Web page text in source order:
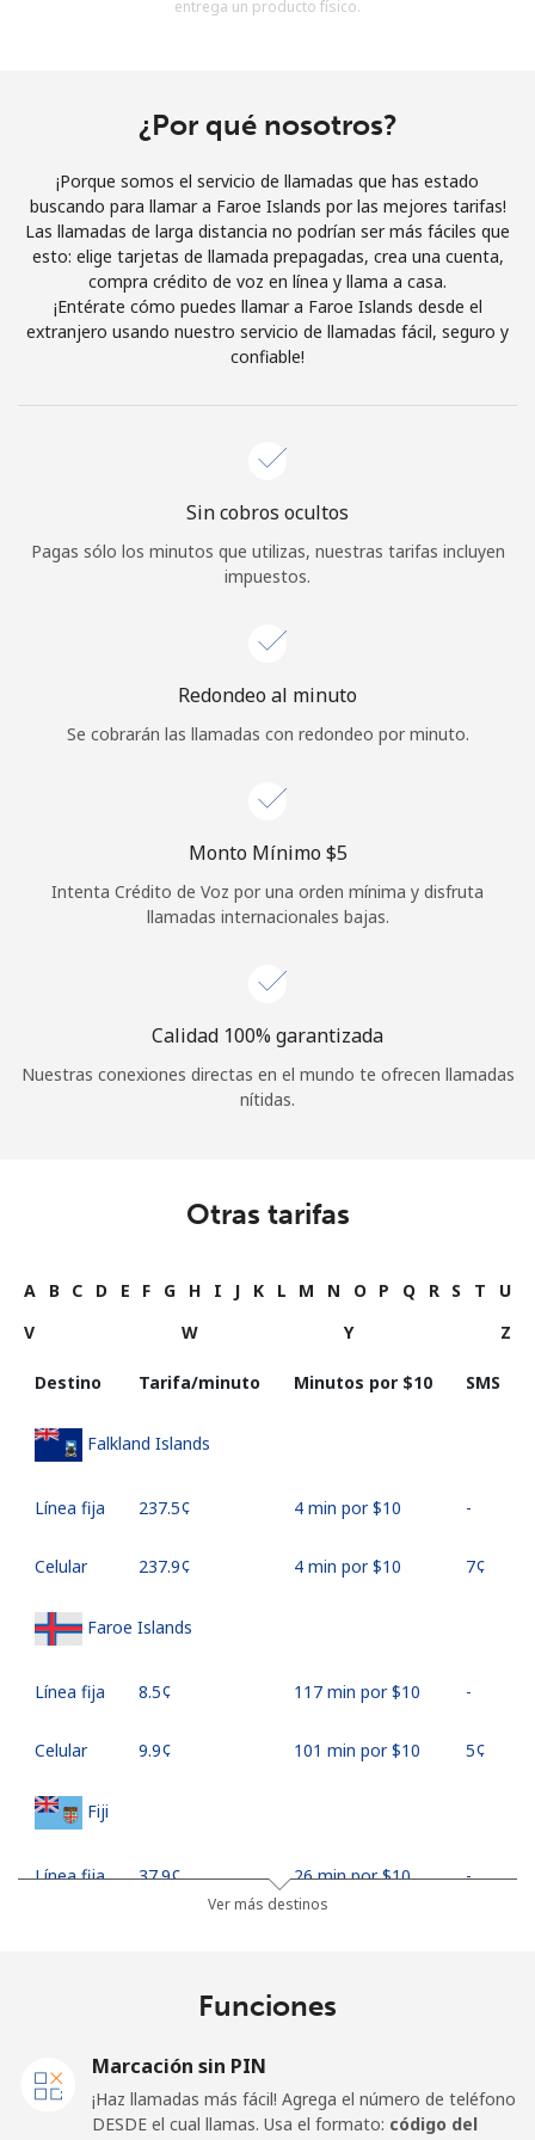
Al abrir una cuenta en este sitio web, estoy de acuerdo con
Únete
¡Hola!
Inicia sesión oREGÍSTRATE →
Iniciar Sesión
o
Continuar con
entrega un producto físico.
¿Por qué nosotros?
¡Porque somos el servicio de llamadas que has estado
buscando para llamar a Faroe Islands por las mejores tarifas!
Las llamadas de larga distancia no podrían ser más fáciles que
esto: elige tarjetas de llamada prepagadas, crea una cuenta,
compra crédito de voz en línea y llama a casa.
¡Entérate cómo puedes llamar a Faroe Islands desde el
extranjero usando nuestro servicio de llamadas fácil, seguro y
confiable!
Sin cobros ocultos
Pagas sólo los minutos que utilizas, nuestras tarifas incluyen
impuestos.
Redondeo al minuto
Se cobrarán las llamadas con redondeo por minuto.
Monto Mínimo ⁦$5⁩
Intenta Crédito de Voz por una orden mínima y disfruta
llamadas internacionales bajas.
Calidad 100% garantizada
Nuestras conexiones directas en el mundo te ofrecen llamadas
nítidas.
Otras tarifas
A B C D E F G H I J K L M N O P Q R S T
U
V
W Y Z
Destino Tarifa/minuto Minutos por ⁦$10⁩ SMS
Falkland Islands
Línea fija ⁦237.5¢⁩ 4 min por ⁦$10⁩ -
Celular ⁦237.9¢⁩ 4 min por ⁦$10⁩ ⁦7¢⁩
Faroe Islands
Línea fija ⁦8.5¢⁩ 117 min por ⁦$10⁩ -
Celular ⁦9.9¢⁩ 101 min por ⁦$10⁩ ⁦5¢⁩
Fiji
Línea fija ⁦37.9¢⁩ 26 min por ⁦$10⁩ -
Línea fija ⁦35.5¢⁩
⁦34.5¢⁩ 28 min por ⁦$10⁩ ⁦11¢⁩
Ver más destinos
Funciones
Marcación sin PIN
¡Haz llamadas más fácil! Agrega el número de teléfono
DESDE el cual llamas. Usa el formato: código del